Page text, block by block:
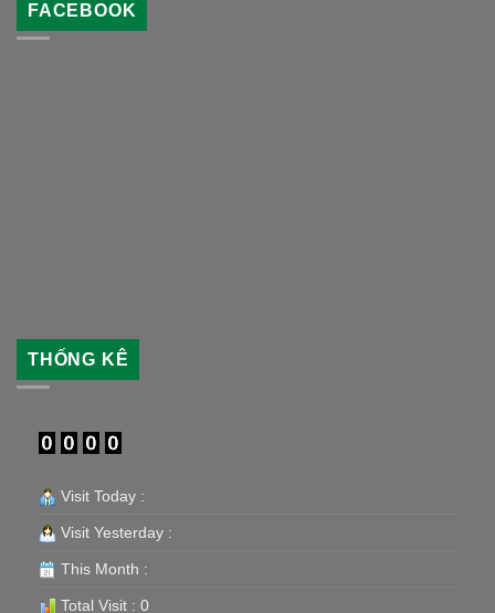
FACEBOOK
THỐNG KÊ
Visit Today :
Visit Yesterday :
This Month :
Total Visit : 0